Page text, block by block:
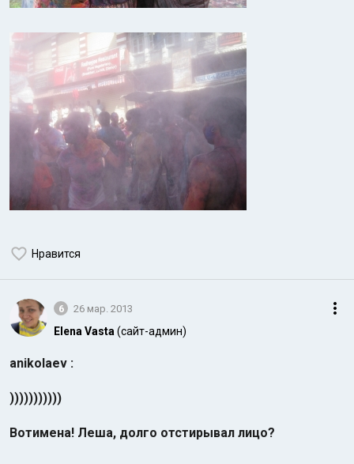
Нравится
6 26 мар. 2013
Elena Vasta (сайт-админ)
anikolaev :
)))))))))))
Вотимена! Леша, долго отстирывал лицо?